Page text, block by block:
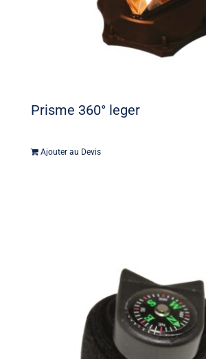
Prisme 360° leger
Ajouter au Devis